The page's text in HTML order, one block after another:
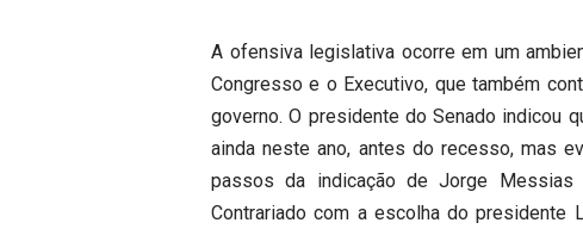
A ofensiva legislativa ocorre em um
Congresso e o Executivo, que também
governo. O presidente do Senado indicou
ainda neste ano, antes do recesso, mas
passos da indicação de Jorge Messias
Contrariado com a escolha do presidente